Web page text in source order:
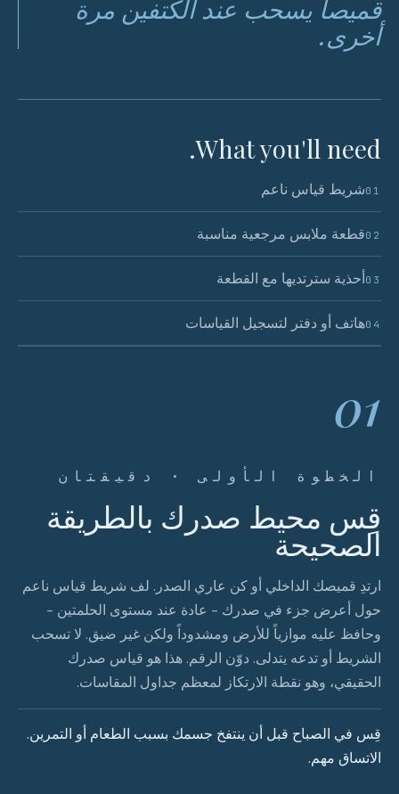
قميصاً يسحب عند الكتفين مرة
أخرى.
What you'll need.
01شريط قياس ناعم
02قطعة ملابس مرجعية مناسبة
03أحذية سترتديها مع القطعة
04هاتف أو دفتر لتسجيل القياسات
01
الخطوة الأولى · دقيقتان
قِس محيط صدرك بالطريقة
الصحيحة
ارتدِ قميصك الداخلي أو كن عاري الصدر. لف شريط قياس ناعم
حول أعرض جزء في صدرك - عادة عند مستوى الحلمتين -
وحافظ عليه موازياً للأرض ومشدوداً ولكن غير ضيق. لا تسحب
الشريط أو تدعه يتدلى. دوّن الرقم. هذا هو قياس صدرك
الحقيقي، وهو نقطة الارتكاز لمعظم جداول المقاسات.
قِس في الصباح قبل أن ينتفخ جسمك بسبب الطعام أو التمرين.
الاتساق مهم.